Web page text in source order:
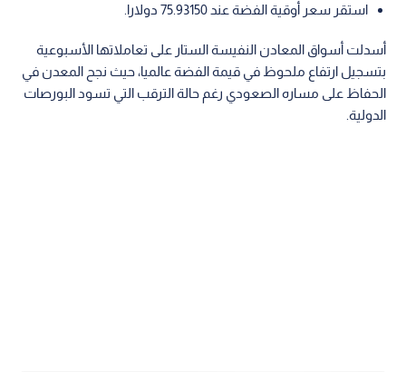
استقر سعر أوقية الفضة عند 75.93150 دولارا.
أسدلت أسواق المعادن النفيسة الستار على تعاملاتها الأسبوعية
بتسجيل ارتفاع ملحوظ في قيمة الفضة عالميا، حيث نجح المعدن في
الحفاظ على مساره الصعودي رغم حالة الترقب التي تسود البورصات
الدولية.